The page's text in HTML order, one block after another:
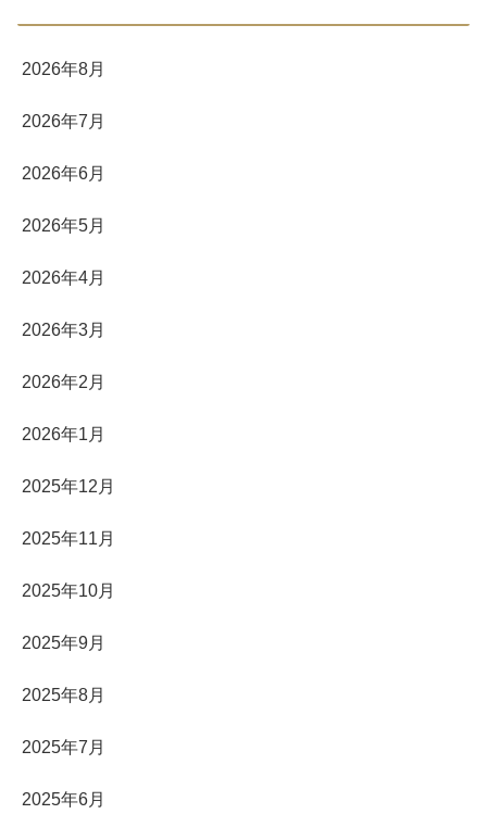
2026年8月
2026年7月
2026年6月
2026年5月
2026年4月
2026年3月
2026年2月
2026年1月
2025年12月
2025年11月
2025年10月
2025年9月
2025年8月
2025年7月
2025年6月